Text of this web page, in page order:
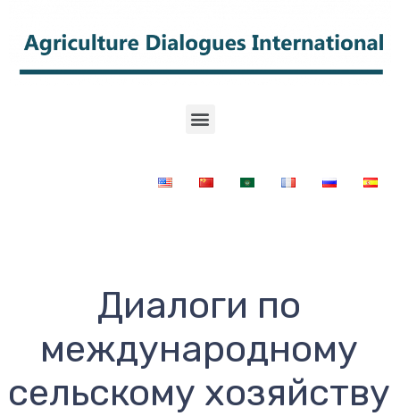
Диалоги по
международному
сельскому хозяйству